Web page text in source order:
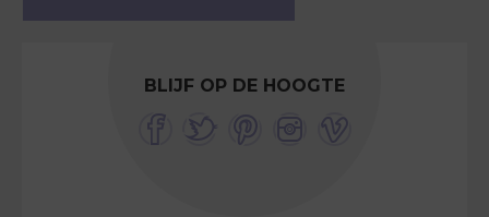
BLIJF OP DE HOOGTE